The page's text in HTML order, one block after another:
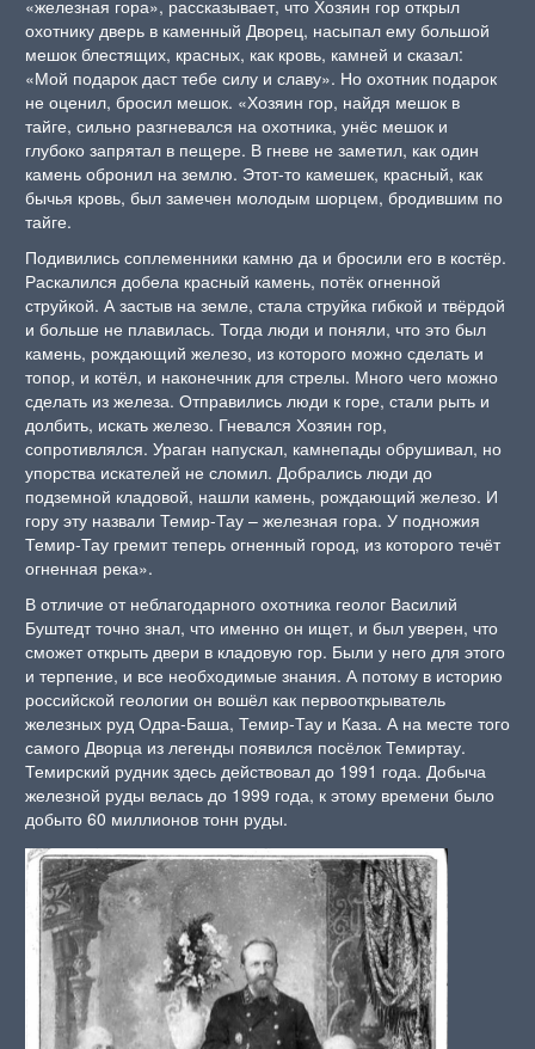
«железная гора», рассказывает, что Хозяин гор открыл
охотнику дверь в каменный Дворец, насыпал ему большой
мешок блестящих, красных, как кровь, камней и сказал:
«Мой подарок даст тебе силу и славу». Но охотник подарок
не оценил, бросил мешок. «Хозяин гор, найдя мешок в
тайге, сильно разгневался на охотника, унёс мешок и
глубоко запрятал в пещере. В гневе не заметил, как один
камень обронил на землю. Этот-то камешек, красный, как
бычья кровь, был замечен молодым шорцем, бродившим по
тайге.
Подивились соплеменники камню да и бросили его в костёр.
Раскалился добела красный камень, потёк огненной
струйкой. А застыв на земле, стала струйка гибкой и твёрдой
и больше не плавилась. Тогда люди и поняли, что это был
камень, рождающий железо, из которого можно сделать и
топор, и котёл, и наконечник для стрелы. Много чего можно
сделать из железа. Отправились люди к горе, стали рыть и
долбить, искать железо. Гневался Хозяин гор,
сопротивлялся. Ураган напускал, камнепады обрушивал, но
упорства искателей не сломил. Добрались люди до
подземной кладовой, нашли камень, рождающий железо. И
гору эту назвали Темир-Тау – железная гора. У подножия
Темир-Тау гремит теперь огненный город, из которого течёт
огненная река».
В отличие от неблагодарного охотника геолог Василий
Буштедт точно знал, что именно он ищет, и был уверен, что
сможет открыть двери в кладовую гор. Были у него для этого
и терпение, и все необходимые знания. А потому в историю
российской геологии он вошёл как первооткрыватель
железных руд Одра-Баша, Темир-Тау и Каза. А на месте того
самого Дворца из легенды появился посёлок Темиртау.
Темирский рудник здесь действовал до 1991 года. Добыча
железной руды велась до 1999 года, к этому времени было
добыто 60 миллионов тонн руды.